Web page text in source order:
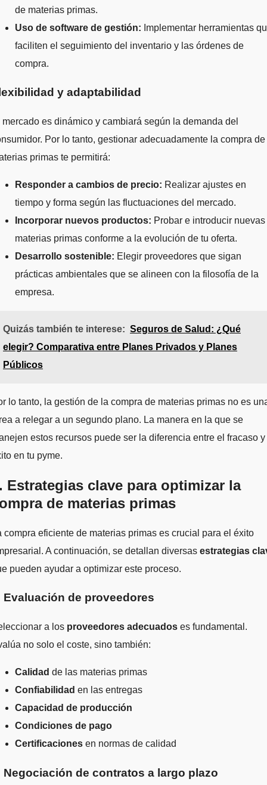
de materias primas.
Uso de software de gestión: Implementar herramientas
faciliten el seguimiento del inventario y las órdenes de
compra.
y adaptabilidad
mercado es dinámico y cambiará según la demanda del
Por lo tanto, gestionar adecuadamente la compra de
primas te permitirá:
Responder a cambios de precio: Realizar ajustes en
tiempo y forma según las fluctuaciones del mercado.
Incorporar nuevos productos: Probar e introducir nuevas
materias primas conforme a la evolución de tu oferta.
Desarrollo sostenible: Elegir proveedores que sigan
prácticas ambientales que se alineen con la filosofía de la
empresa.
Quizás también te interese: Seguros de Salud: ¿Qué
elegir? Comparativa entre Planes Privados y Planes
Públicos
lo tanto, la gestión de la compra de materias primas no es
a relegar a un segundo plano. La manera en la que se
estos recursos puede ser la diferencia entre el fracaso
en tu pyme.
Estrategias clave para optimizar la
de materias primas
compra eficiente de materias primas es crucial para el éxito
A continuación, se detallan diversas estrategias
pueden ayudar a optimizar este proceso.
Evaluación de proveedores
a los proveedores adecuados es fundamental.
no solo el coste, sino también:
Calidad de las materias primas
Confiabilidad en las entregas
Capacidad de producción
Condiciones de pago
Certificaciones en normas de calidad
Negociación de contratos a largo plazo